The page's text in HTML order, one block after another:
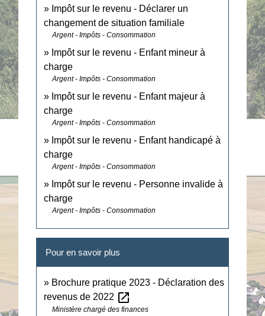
Impôt sur le revenu - Déclarer un
changement de situation familiale
Argent - Impôts - Consommation
Impôt sur le revenu - Enfant mineur à
charge
Argent - Impôts - Consommation
Impôt sur le revenu - Enfant majeur à
charge
Argent - Impôts - Consommation
Impôt sur le revenu - Enfant handicapé à
charge
Argent - Impôts - Consommation
Impôt sur le revenu - Personne invalide à
charge
Argent - Impôts - Consommation
Pour en savoir plus
Brochure pratique 2023 - Déclaration des
revenus de 2022 open_in_new
Ministère chargé des finances